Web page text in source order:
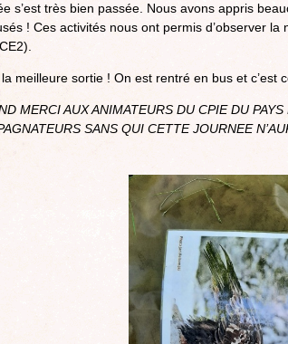
s’est très bien passée. Nous avons appris
! Ces activités nous ont permis d’observer la
la meilleure sortie ! On est rentré en bus et
MERCI AUX ANIMATEURS DU CPIE DU
SANS QUI CETTE JOURNEE